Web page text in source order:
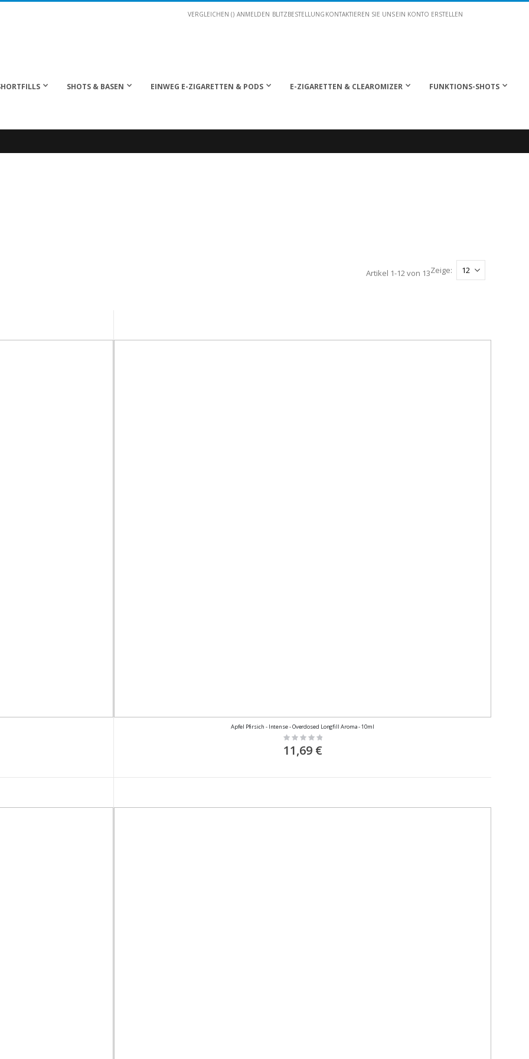
VERGLEICHEN () ANMELDEN BLITZBESTELLUNG KONTAKTIEREN SIE UNSEIN KONTO ERSTELLEN
SHOTS & BASEN EINWEG E-ZIGARETTEN & PODS E-ZIGARETTEN & CLEAROMIZER FUNKTIONS-SHOTS
Artikel 1-12von 13Zeige
Apfel Pfirsich - Intense - Overdosed Longfill Aroma - 10ml
Rating:
0%
11,69 €